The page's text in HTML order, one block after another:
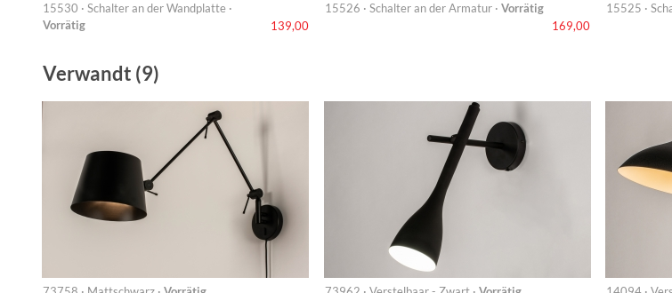
15530 · Schalter an der Wandplatte ·
Vorrätig
139,00
15526 · Schalter an der Armatur · Vorrätig
169,00
15525 ·
Verwandt (9)